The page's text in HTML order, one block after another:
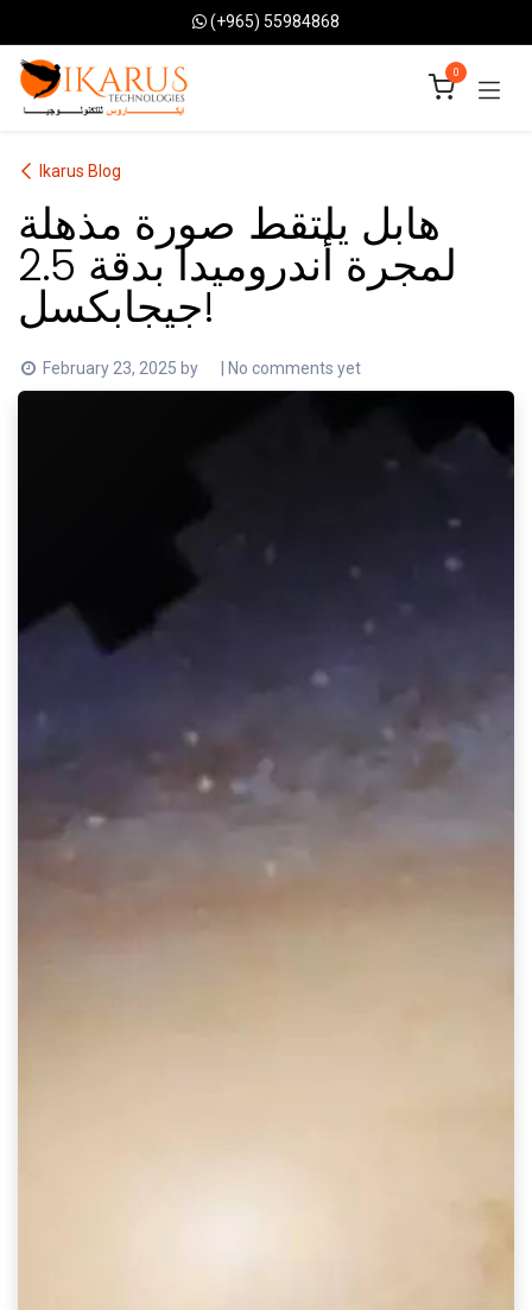
(+965) 55984868
0
Ikarus Blog
هابل يلتقط صورة مذهلة
لمجرة أندروميدا بدقة 2.5
جيجابكسل!
February 23, 2025 by | No comments yet